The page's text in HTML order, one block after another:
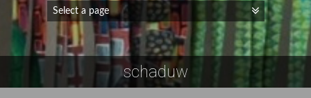
schaduw